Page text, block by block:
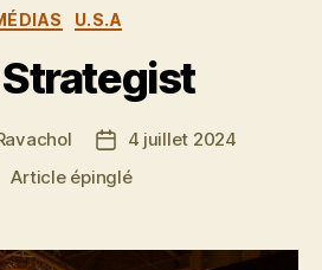
Catégories
U.S.A
Date
de
l’article
4 juillet 2024
Article épinglé